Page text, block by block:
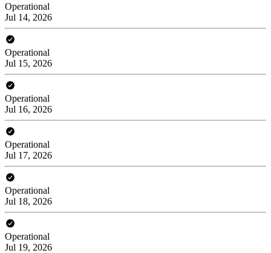
Operational
Jul 14, 2026
Operational
Jul 15, 2026
Operational
Jul 16, 2026
Operational
Jul 17, 2026
Operational
Jul 18, 2026
Operational
Jul 19, 2026